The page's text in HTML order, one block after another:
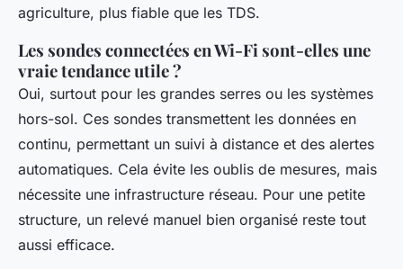
agriculture, plus fiable que les TDS.
Les sondes connectées en Wi-Fi sont-elles une
vraie tendance utile ?
Oui, surtout pour les grandes serres ou les systèmes
hors-sol. Ces sondes transmettent les données en
continu, permettant un suivi à distance et des alertes
automatiques. Cela évite les oublis de mesures, mais
nécessite une infrastructure réseau. Pour une petite
structure, un relevé manuel bien organisé reste tout
aussi efficace.